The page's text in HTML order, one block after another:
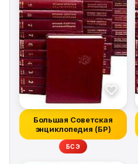
Большая Советская
энциклопедия (БР)
БСЭ